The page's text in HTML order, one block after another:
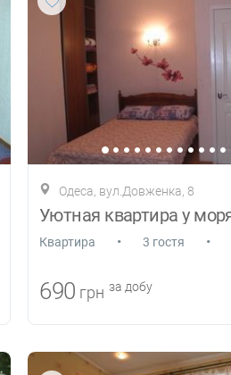
Одеса, вул.Довженка, 8
Квартира • 3 гостя •
690 грн за добу